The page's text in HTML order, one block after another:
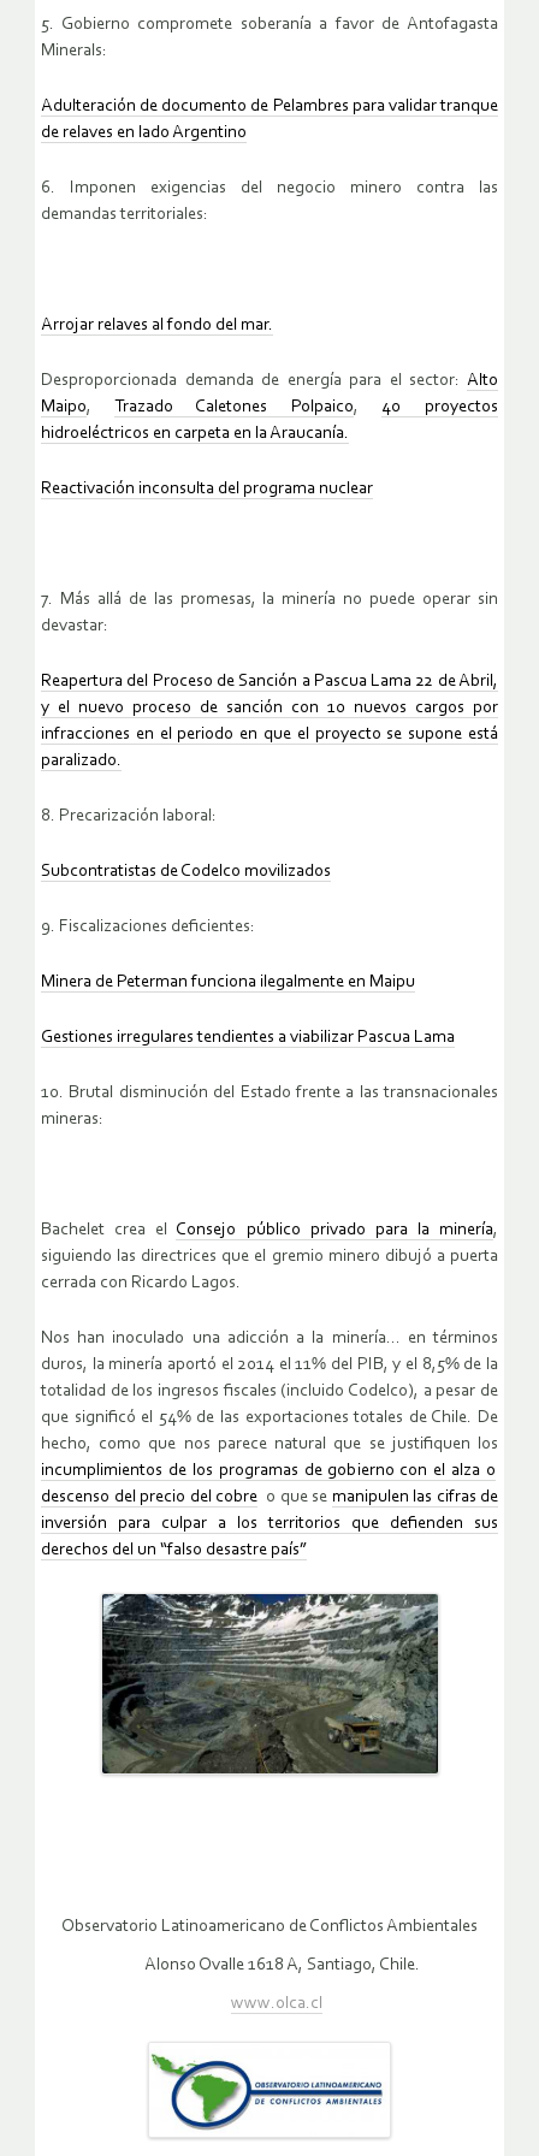
5. Gobierno compromete soberanía a favor de Antofagasta
Minerals:
Adulteración de documento de Pelambres para validar tranque
de relaves en lado Argentino
6. Imponen exigencias del negocio minero contra las
demandas territoriales:
Arrojar relaves al fondo del mar.
Desproporcionada demanda de energía para el sector: Alto
Maipo, Trazado Caletones Polpaico, 40 proyectos
hidroeléctricos en carpeta en la Araucanía.
Reactivación inconsulta del programa nuclear
7. Más allá de las promesas, la minería no puede operar sin
devastar:
Reapertura del Proceso de Sanción a Pascua Lama 22 de Abril,
y el nuevo proceso de sanción con 10 nuevos cargos por
infracciones en el periodo en que el proyecto se supone está
paralizado.
8. Precarización laboral:
Subcontratistas de Codelco movilizados
9. Fiscalizaciones deficientes:
Minera de Peterman funciona ilegalmente en Maipu
Gestiones irregulares tendientes a viabilizar Pascua Lama
10. Brutal disminución del Estado frente a las transnacionales
mineras:
Bachelet crea el Consejo público privado para la minería,
siguiendo las directrices que el gremio minero dibujó a puerta
cerrada con Ricardo Lagos.
Nos han inoculado una adicción a la minería… en términos
duros, la minería aportó el 2014 el 11% del PIB, y el 8,5% de la
totalidad de los ingresos fiscales (incluido Codelco), a pesar de
que significó el 54% de las exportaciones totales de Chile. De
hecho, como que nos parece natural que se justifiquen los
incumplimientos de los programas de gobierno con el alza o
descenso del precio del cobre o que se manipulen las cifras de
inversión para culpar a los territorios que defienden sus
derechos del un “falso desastre país”
Observatorio Latinoamericano de Conflictos Ambientales
Alonso Ovalle 1618 A, Santiago, Chile.
www.olca.cl